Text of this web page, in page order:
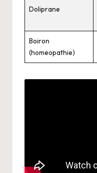
Doliprane
Boiron
(homeopathie)